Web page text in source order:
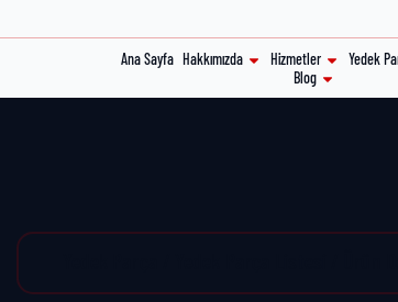
Ana Sayfa Hakkımızda Hizmetler Yedek
Blog